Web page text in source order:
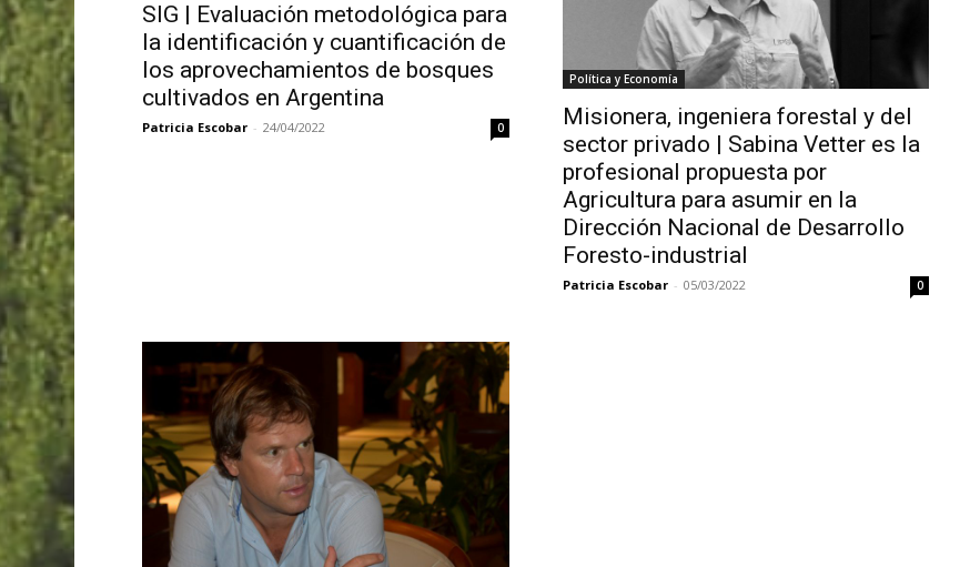
SIG | Evaluación metodológica para
la identificación y cuantificación de
los aprovechamientos de bosques
cultivados en Argentina
Patricia Escobar - 24/04/2022 0
Política y Economía
Misionera, ingeniera forestal y del
sector privado | Sabina Vetter es la
profesional propuesta por
Agricultura para asumir en la
Dirección Nacional de Desarrollo
Foresto-industrial
Patricia Escobar - 05/03/2022 0